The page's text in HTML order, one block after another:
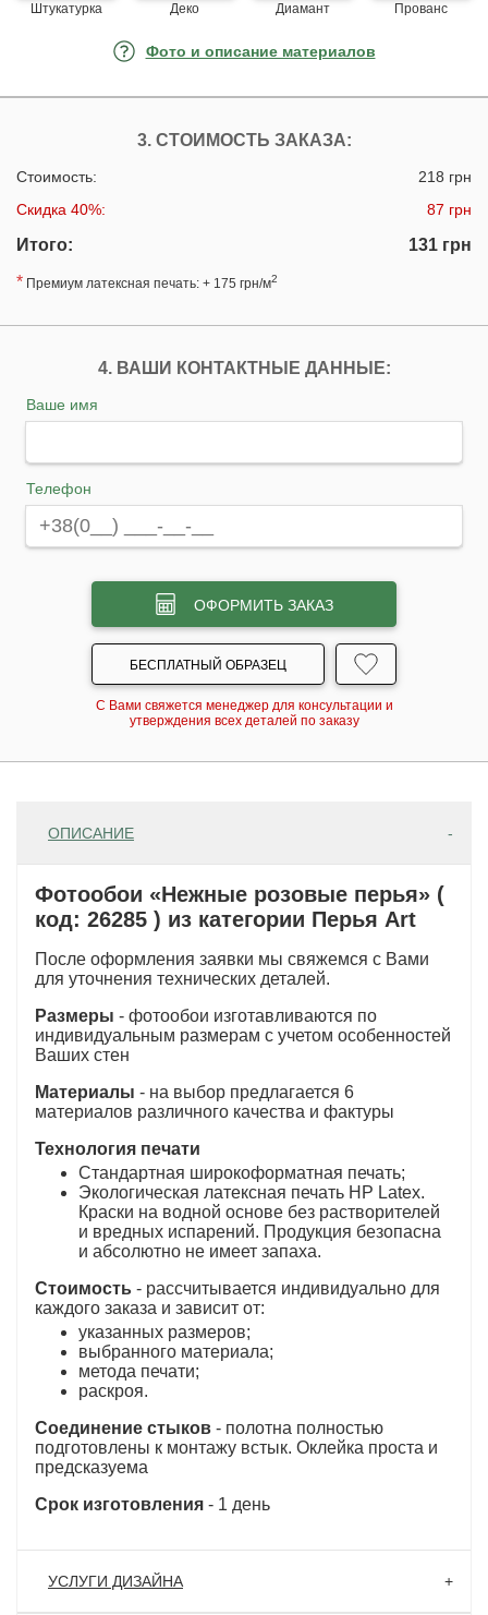
Штукатурка Деко Диамант Прованс
Фото и описание материалов
3. СТОИМОСТЬ ЗАКАЗА:
Стоимость:
218 грн
Скидка 40%:
87 грн
Итого:
131 грн
* Премиум латексная печать: + 175 грн/м2
4. ВАШИ КОНТАКТНЫЕ ДАННЫЕ:
Ваше имя
Телефон
ОФОРМИТЬ ЗАКАЗ
БЕСПЛАТНЫЙ ОБРАЗЕЦ
С Вами свяжется менеджер для консультации и
утверждения всех деталей по заказу
ОПИСАНИЕ
Фотообои «Нежные розовые перья» (
код: 26285 ) из категории Перья Art
После оформления заявки мы свяжемся с Вами
для уточнения технических деталей.
Размеры - фотообои изготавливаются по
индивидуальным размерам с учетом особенностей
Ваших стен
Материалы - на выбор предлагается 6
материалов различного качества и фактуры
Технология печати
Стандартная широкоформатная печать;
Экологическая латексная печать HP Latex.
Краски на водной основе без растворителей
и вредных испарений. Продукция безопасна
и абсолютно не имеет запаха.
Стоимость - рассчитывается индивидуально для
каждого заказа и зависит от:
указанных размеров;
выбранного материала;
метода печати;
раскроя.
Соединение стыков - полотна полностью
подготовлены к монтажу встык. Оклейка проста и
предсказуема
Срок изготовления - 1 день
УСЛУГИ ДИЗАЙНА